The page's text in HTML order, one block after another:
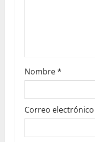
Nombre*
Correo electrónico